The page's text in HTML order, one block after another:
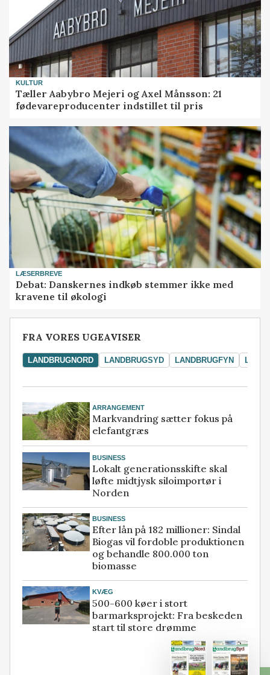
KULTUR
Tæller Aabybro Mejeri og Axel Månsson: 21
fødevareproducenter indstillet til pris
LÆSERBREVE
Debat: Danskernes indkøb stemmer ikke med
kravene til økologi
FRA VORES UGEAVISER
LANDBRUGNORD LANDBRUGSYD LANDBRUGFYN
ARRANGEMENT
Markvandring sætter fokus på
elefantgræs
BUSINESS
Lokalt generationsskifte skal
løfte midtjysk siloimportør i
Norden
BUSINESS
Efter lån på 182 millioner: Sindal
Biogas vil fordoble produktionen
og behandle 800.000 ton
biomasse
KVÆG
500-600 køer i stort
barmarksprojekt: Fra beskeden
start til store drømme